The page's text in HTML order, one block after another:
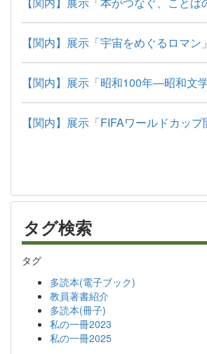
【関内】展示「宇宙をめぐるロマン」
タグ検索
タグ
多読本(電子ブック)
教員著書紹介
多読本(冊子)
私の一冊2023
私の一冊2025